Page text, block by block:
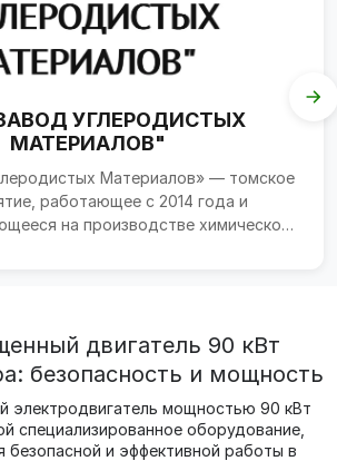
УГЛЕРОДИСТЫХ
МАТЕРИАЛОВ"
Материалов» — томское
работающее с 2014 года и
на производстве химической
двигатель 90 кВт
безопасность и мощность
электродвигатель мощностью 90 кВт
специализированное оборудование,
безопасной и эффективной работы в